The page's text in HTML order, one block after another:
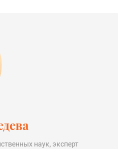
наук, эксперт